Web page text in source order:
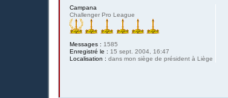
Campana
Challenger Pro League
Messages : 1585
Enregistré le : 15 sept. 2004, 16:47
Localisation : dans mon siège de président à Liège